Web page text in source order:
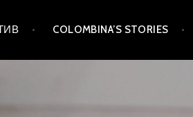
COLOMBINA’S STORIES